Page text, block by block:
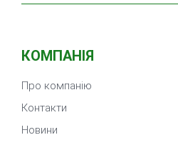
КОМПАНІЯ
Про компанію
Контакти
Новини